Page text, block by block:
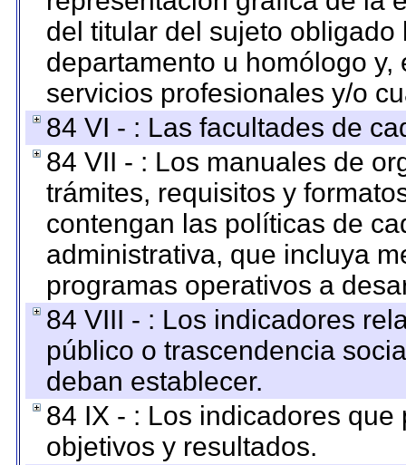
del titular del sujeto
departamento u homólogo
servicios profesionales y/o
84 VI - : Las facultades de
84 VII - : Los manuales de
trámites, requisitos y
contengan las políticas de
administrativa, que incluya
programas operativos a
84 VIII - : Los indicadores
público o trascendencia
deban establecer.
84 IX - : Los indicadores
objetivos y resultados.